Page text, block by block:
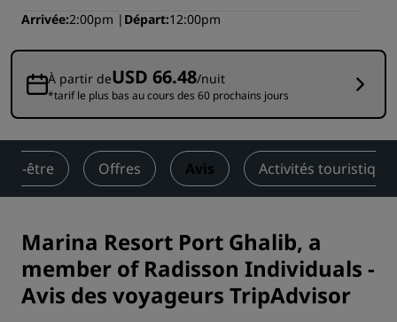
Arrivée 2:00pm Départ 12:00pm
À partir deUSD 66.48/nuit
*tarif le plus bas au cours des 60 prochains jours
être Offres Avis Activités
Marina Resort Port Ghalib, a
member of Radisson Individuals -
Avis des voyageurs TripAdvisor